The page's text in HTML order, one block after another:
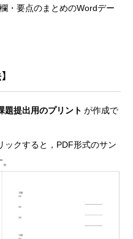
・要点のまとめのWordデー
題提出用のプリント が作成で
ックすると，PDF形式のサン